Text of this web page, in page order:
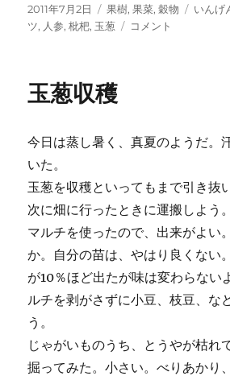
投
稿
2011年7月2日
カ
テ
果樹,果菜,穀物
タ
いんげ
ツ, 人参,枇杷, 玉葱
小
播
コメント
玉葱収穫
今日は蒸し暑く、真夏のようだ。
いた。
玉葱を収穫といってもまで引き抜
次に畑に行ったときに運搬しよう
マルチを使ったので、出来がよい
か。自分の苗は、やはり良くない
が10％ほど出たが味は変わらない
ルチを剥がさずに小豆、枝豆、な
う。
じゃがいものうち、とうやが枯れ
掘ってみた。小さい。べりあかり